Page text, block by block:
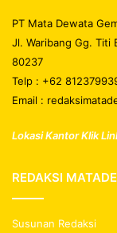
PT Mata Dewata
Jl. Waribang Gg. Titi
80237
Telp : +62
Email :
Lokasi Kantor Klik
REDAKSI
Susunan Redaksi